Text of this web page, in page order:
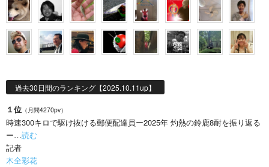
過去30日間のランキング【2025.10.11up】
１位 （月間4270pv）
時速300キロで駆け抜ける郵便配達員ー2025年 灼熱の鈴鹿8耐を振り返る
ー…読む
記者
木全彩花